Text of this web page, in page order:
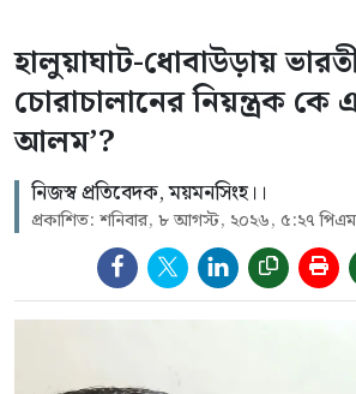
হালুয়াঘাট-ধোবাউড়ায়
চোরাচালানের নিয়ন্ত্রক কে
আলম’?
নিজস্ব প্রতিবেদক, ময়মনসিংহ।।
প্রকাশিত: শনিবার, ৮ আগস্ট, ২০২৬, ৫:২৭ পিএম